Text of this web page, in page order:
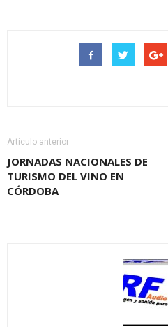
Artículo anterior
JORNADAS NACIONALES DE
TURISMO DEL VINO EN
CÓRDOBA